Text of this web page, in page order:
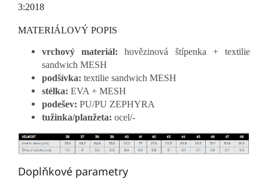
3:2018
MATERIÁLOVÝ POPIS
vrchový materiál: hovězinová štípenka + textilie
sandwich MESH
podšívka: textilie sandwich MESH
stélka: EVA + MESH
podešev: PU/PU ZEPHYRA
tužinka/planžeta: ocel/-
Doplňkové parametry